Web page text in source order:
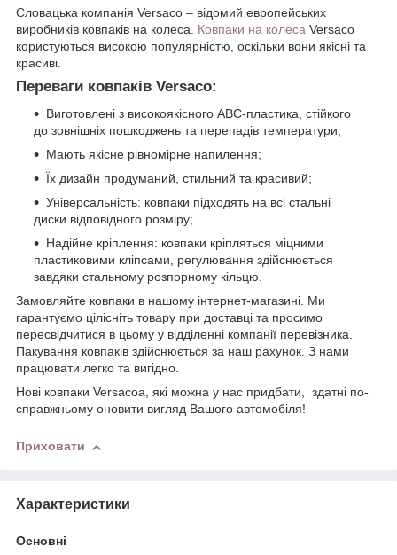
Словацька компанія Versaco – відомий европейських
виробників ковпаків на колеса. Ковпаки на колеса Versaco
користуються високою популярністю, оскільки вони якісні та
красиві.
Переваги ковпаків Versaco:
Виготовлені з високоякісного АВС-пластика, стійкого
до зовнішніх пошкоджень та перепадів температури;
Мають якісне рівномірне напилення;
Їх дизайн продуманий, стильний та красивий;
Універсальність: ковпаки підходять на всі стальні
диски відповідного розміру;
Надійне кріплення: ковпаки кріпляться міцними
пластиковими кліпсами, регулювання здійснюється
завдяки стальному розпорному кільцю.
Замовляйте ковпаки в нашому інтернет-магазині. Ми
гарантуємо цілісніть товару при доставці та просимо
пересвідчитися в цьому у відділенні компанії перевізника.
Пакування ковпаків здійснюється за наш рахунок. З нами
працювати легко та вигідно.
Нові ковпаки Versacoа, які можна у нас придбати, здатні по-
справжньому оновити вигляд Вашого автомобіля!
Приховати
Характеристики
Основні